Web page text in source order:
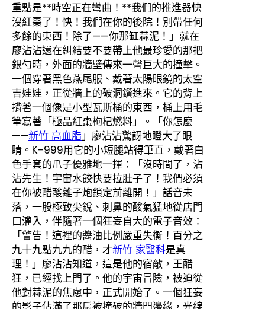
重點是**時空正在彎曲！**我們的推進器快
沒紅棗了！快！我們在你的後院！別帶任何
多餘的東西！除了——你那缸蒜泥！」就在
廖沾沾還在糾結要不要帶上他最珍愛的那把
銀勺時，外面的牆壁傳來一聲巨大的撞擊。
一個穿著黑色燕尾服、戴著太陽眼鏡的太空
吉娃娃，正從牆上的破洞鑽進來。它的背上
揹著一個像是小型瓦斯桶的東西，桶上用毛
筆寫著「極品紅棗枸杞燃料」。「你怎麼
——新竹 高血脂」廖沾沾驚訝地瞪大了眼
睛。K-999用它的小短腿站得筆直，戴著白
色手套的爪子優雅地一揮：「沒時間了，沾
沾先生！宇宙水餃快要拉肚子了！我們必須
在你被醋酸離子炮鎖定前離開！」話音未
落，一股極致尖銳、刺鼻的酸氣猛地從店門
口灌入，伴隨著一個狂妄自大的電子音效：
「警告！這裡的醬油比例嚴重失衡！百分之
九十九點九九的醋，才新竹 家醫科是真
理！」廖沾沾知道，這是他的宿敵，王醋
狂，已經找上門了。他的宇宙冒險，被迫從
他對蒜泥的焦慮中，正式開始了。一個狂妄